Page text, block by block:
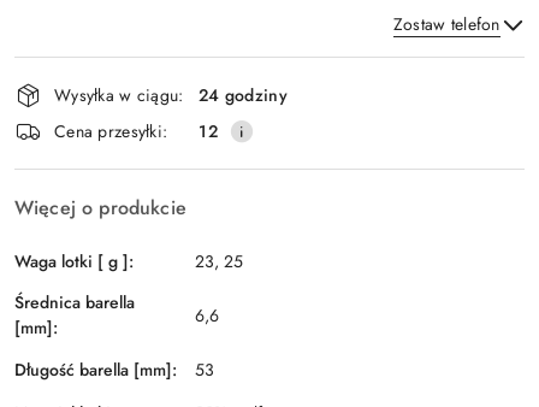
Zostaw telefon
Wyślij
Dostępność
i
dostawa
Wysyłka w ciągu:
24 godziny
Cena przesyłki:
12
Więcej o produkcie
Waga lotki [ g ]:
23, 25
Średnica barella
[mm]:
6,6
Długość barella [mm]:
53